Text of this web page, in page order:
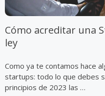
Cómo acreditar una
ley
Como ya te contamos hace
startups: todo lo que debes
principios de 2023 las …